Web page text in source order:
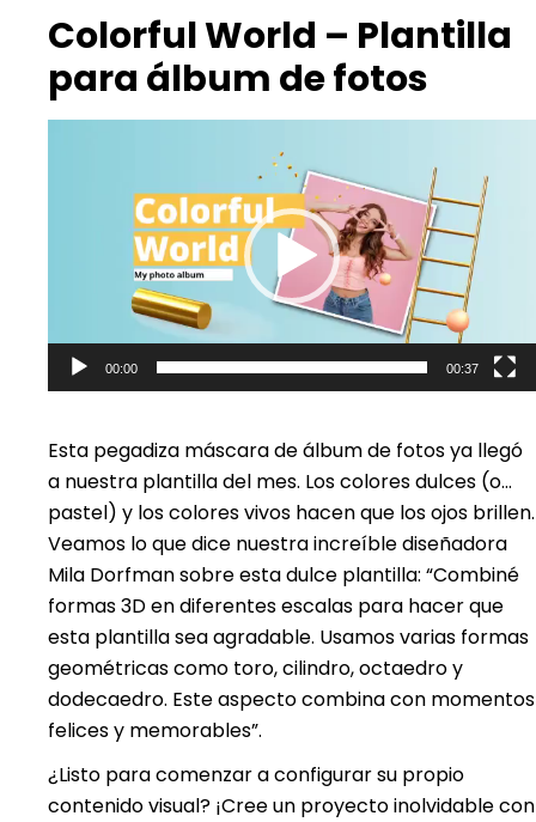
Colorful World – Plantilla
para álbum de fotos
00:00 00:37
Esta pegadiza máscara de álbum de fotos ya llegó
a nuestra plantilla del mes. Los colores dulces (o…
pastel) y los colores vivos hacen que los ojos brillen.
Veamos lo que dice nuestra increíble diseñadora
Mila Dorfman sobre esta dulce plantilla: “Combiné
formas 3D en diferentes escalas para hacer que
esta plantilla sea agradable. Usamos varias formas
geométricas como toro, cilindro, octaedro y
dodecaedro. Este aspecto combina con momentos
felices y memorables”.
¿Listo para comenzar a configurar su propio
contenido visual? ¡Cree un proyecto inolvidable con